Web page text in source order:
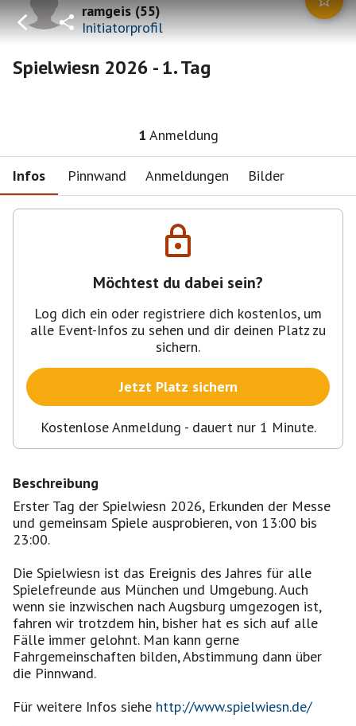
ramgeis(55)
Initiatorprofil
Spielwiesn 2026 - 1. Tag
1 Anmeldung
Infos Pinnwand Anmeldungen Bilder
Möchtest du dabei sein?
Log dich ein oder registriere dich kostenlos, um
alle Event-Infos zu sehen und dir deinen Platz zu
sichern.
Jetzt Platz sichern
Kostenlose Anmeldung - dauert nur 1 Minute.
Beschreibung
Erster Tag der Spielwiesn 2026, Erkunden der Messe
und gemeinsam Spiele ausprobieren, von 13:00 bis
23:00.
Die Spielwiesn ist das Ereignis des Jahres für alle
Spielefreunde aus München und Umgebung. Auch
wenn sie inzwischen nach Augsburg umgezogen ist,
fahren wir trotzdem hin, bisher hat es sich auf alle
Fälle immer gelohnt. Man kann gerne
Fahrgemeinschaften bilden, Abstimmung dann über
die Pinnwand.
Für weitere Infos siehe http://www.spielwiesn.de/